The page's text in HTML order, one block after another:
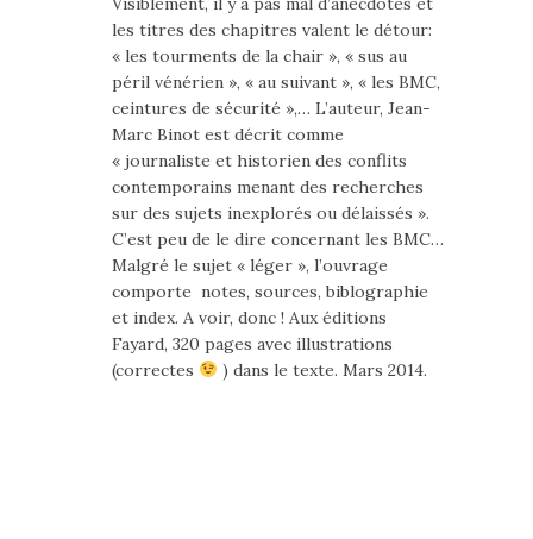
les titres des chapitres valent le détour:
« les tourments de la chair », « sus au
péril vénérien », « au suivant », « les BMC,
ceintures de sécurité »,… L’auteur, Jean-
Marc Binot est décrit comme
« journaliste et historien des conflits
contemporains menant des recherches
sur des sujets inexplorés ou délaissés ».
C’est peu de le dire concernant les BMC…
Malgré le sujet « léger », l’ouvrage
comporte notes, sources, biblographie
et index. A voir, donc ! Aux éditions
Fayard, 320 pages avec illustrations
(correctes
) dans le texte. Mars 2014.